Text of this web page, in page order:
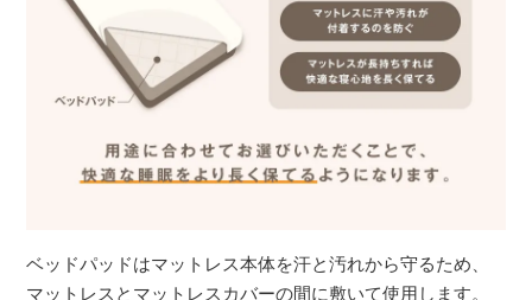
ベッドパッドはマットレス本体を汗と汚れから守るため、
マットレスとマットレスカバーの間に敷いて使用します。